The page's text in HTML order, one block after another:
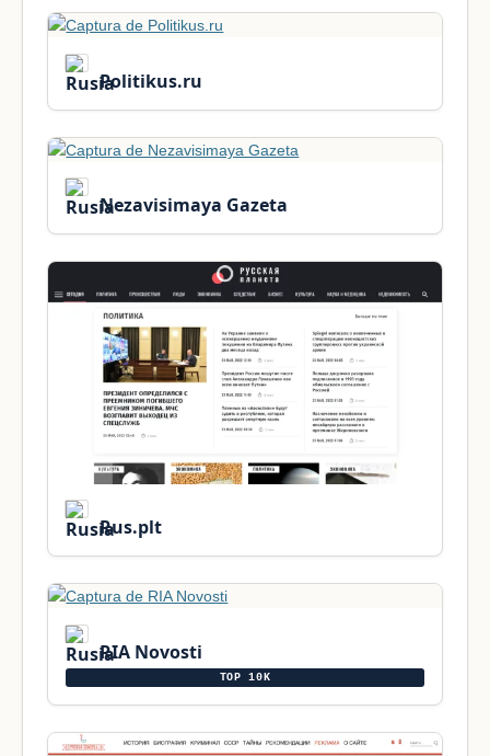
Politikus.ru
Nezavisimaya Gazeta
Rus.plt
RIA Novosti
TOP 10K